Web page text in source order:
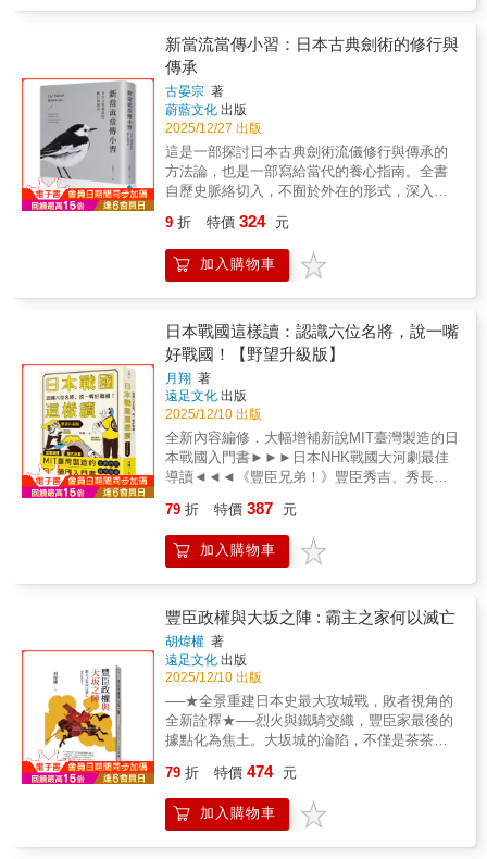
下的集體印記。七本書合而觀之，構成了一幅
完整的圖，柳田國男窮盡一生試圖回答的，始
終是同一個問題：日本，為何是如今的模樣？
本書特色 ★日本民俗學經典之作，柳田國男晚
年思想的重要總結。本書彙集〈海上之道〉、
〈海神宮考〉、〈彌勒之船〉等重要論文，呈
現其對日本文化起源的整體思考。★以「海」
為核心的文化起源論，顛覆傳統大陸中心史
觀。不同於過往強調中國大陸傳入的說法，柳
田提出從南方島嶼經由海路傳播文化的可能
方法。椰子、流木、風名與歌謠，這些看似零
碎的日常經驗，在本書中被轉化為理解歷史的
線索。★思想價值大於結論的經典著作。書中
建構假說的方式，至今仍具有啟發性。★對台
灣讀者而言的特殊意義。書中多次觸及琉球、
南西諸島乃至台灣，使本書成為重新思考「南
島世界」與「海洋文化」的重要入口。
著現在主權國家對領土的重視，隱伏已久的日
下，兩國就海上領土的爭端也因此再次復活，
如今獨島／竹島的領土之爭便是種因於此。生
活於海洋周邊的人們，難免會在海上遭遇變
故，漂流到鄰國。十七到十九世紀的東亞諸
國，透過漂流民無償遣返制度，使漂流到異國
的子民，得以安然重返故土。各國民間因海難
而產生的接觸與救助，成為維持著各國基層社
會的連結。書中通過漂流到朝鮮的薩摩藩武士
下的第一手記錄，帶我們切入當時日朝間擁有
世紀的到來，世界局勢劇變，日本國內「尊王
攘夷」思想高漲，這種相對穩定的關係開始出
現裂痕。作者將視角轉向幕末的「征韓論」思
潮，分析了其如何從一種應對西方威脅的國防
策略，逐漸演變為一種內在的國族擴張慾望。
明治維新後，日本踏上富國強兵的現代化道
路，過去那種夾雜著好奇與部分尊重的朝鮮
觀，迅速被一種建立在文明開化論與社會達爾
文主義之上的蔑視感所取代。朝鮮被描繪成一
個停滯、落後、需要被日本「指導」和「保
護」的對象。最後，本書闡述「鮮人」這種語
詞如何在政治、社會、文化等各個層面被系統
性地建構與傳播，並由一般性稱謂轉變為歧視
性稱謂。揭示這種被建構出來的蔑視觀，如何
替日本併吞朝鮮提供了思想上的正當性，也為
後來的殖民統治埋下了深刻的禍根。這不僅僅
刻反思。
史經驗時，「同文同種」似乎是虛幻而不切實
際的政治口號，甚至被視為日本包藏禍心的罪
證。但是，為何這種虛幻的政治口號能夠說服
許多人呢？弄清「同文同種」的虛與實，才可
了解各方人士如何藉此達成目的。 白岩龍
平（1870-1942）是日本實業家，也是近代日本
支那通。透過他的經歷，了解日本人在清末民
初時期如何以調查活動拓展在中國的事業，提
供日本的外交政策建言，分析中國的政局，使
日本進一步達成所想要的經濟與商業目
後的虛與實呈現的畫面，了解日本藉文化因素
將「同文同種」包裝成經濟語言，以白岩龍平
的生平，來詮釋「同文同種」理念與中日關係
新當流當傳小習：日本古典劍術的修行與
傳承
古晏宗 著
蔚藍文化 出版
2025/12/27 出版
這是一部探討日本古典劍術流儀修行與傳承的
方法論，也是一部寫給當代的養心指南。全書
自歷史脈絡切入，不囿於外在的形式，深入新
以「構、形、工、理」為主軸，穩步鍛鍊一顆
平穩而透澈的心。如果你想學習劍術，卻在尋
找一種能轉化日常、涵養身心的方法，那麼本
的提案。它不是單純的劍術教材，而是一部關
於自我鍛鍊與思維提升的指南。透過古典劍術
的智慧，你可以培養一顆平穩而透澈的心，提
升洞察與判斷的能力，以更加穩健的步伐，走
入更加完整的現實之中。【新當流的核心價
值】「新當流」育孕自日本古代至中世，在自
然與歷史交織的複雜系統中，歷代修行者不斷
探索，淬鍊出清晰的洞見與活潑的智慧。新當
流並不依附於「武士」、「正宗」或「實戰」
等意識形態，而是回到最根本問題：一個人如
新當流特別強調對於暴力的反思，重視智慧而
不倚恃勇武，渴望藉由清楚明澈的心，掙脫對
於暴力的依賴與迷信，遠離相互加害的惡性循
每個人都能擁有一顆平穩而透澈的心。【融貫
外在技藝與內在心智】新當流的修行不僅是技
藝的傳承，更是哲學思辨的鍛鍊。書中以
「構、形、工、理」四事，解讀「型」與「稽
古」的真義，為讀者完整呈現一道完整的學習
歷程：先從身體和技藝著手，逐步涵養心智，
再從心智的轉化出發，引導並深化技藝。在物
領會融貫外在技藝與內在心智的自在智慧。本
書適合對日本劍術文化感興趣的讀者，也適合
追求自我成長的人。它提醒我們：修行的價值
9 折 特價 324 元
加入購物車
日本戰國這樣讀：認識六位名將，說一嘴
好戰國！【野望升級版】
月翔 著
遠足文化 出版
2025/12/10 出版
全新內容編修．大幅增補新說MIT臺灣製造的日
本戰國入門書►►►日本NHK戰國大河劇最佳
導讀◄◄◄《豐臣兄弟！》豐臣秀吉、秀長哪
康在劇中擺脫老狐狸的形象？《麒麟將至》織
田信長為什麼跟明智光秀決裂《真田丸》真田
家族與武田、上杉、北條的愛恨糾纏如果你喜
的入門導讀！►►►八點檔連續劇的商戰與家
族內鬥，更貼近日本戰國時代！◄◄◄在群雄
割據的日本戰國時代，天皇就像個是被架空的
名譽董事長。幕府將軍擔任執行長，管理設於
京都的總公司。地方則由區經理（守護大名）
來管轄各區境內加盟店長（國眾）。這樣比
喻，好像就能略懂日本戰國時代的架構。武田
信玄→ 具百年家系歷史的霸氣區經理上杉謙信
→ 擁有政治潔癖的代理區經理北條早雲→ 洞察
打細算、善貿易流通的會計課長豐臣秀吉→ 戰
國最強超商店員德川家康→ 掌管數家店舖的腹
黑加盟店長精選6大名將 × 現代商戰比喻 × 秒
79 折 特價 387 元
加入購物車
豐臣政權與大坂之陣 : 霸主之家何以滅亡
胡煒權 著
遠足文化 出版
2025/12/10 出版
──★全景重建日本史最大攻城戰，敗者視角的
全新詮釋★──烈火與鐵騎交織，豐臣家最後的
據點化為焦土。大坂城的淪陷，不僅是茶茶與
可逆的滅亡。為何豐臣家孤立無援？家康又為
何選在此時出手？本書將重審日本戰國最終一
役，解讀政權崩毀背後的關鍵。◆收錄大坂之
79 折 特價 474 元
加入購物車